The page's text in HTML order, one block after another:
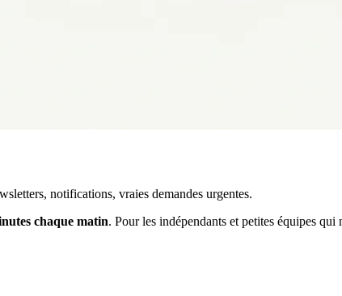
notifications, vraies demandes urgentes.
chaque matin. Pour les indépendants et petites équipes